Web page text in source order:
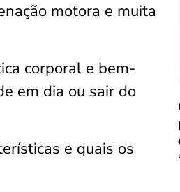
motora e muita
corporal e bem-
em dia ou sair do
e quais os